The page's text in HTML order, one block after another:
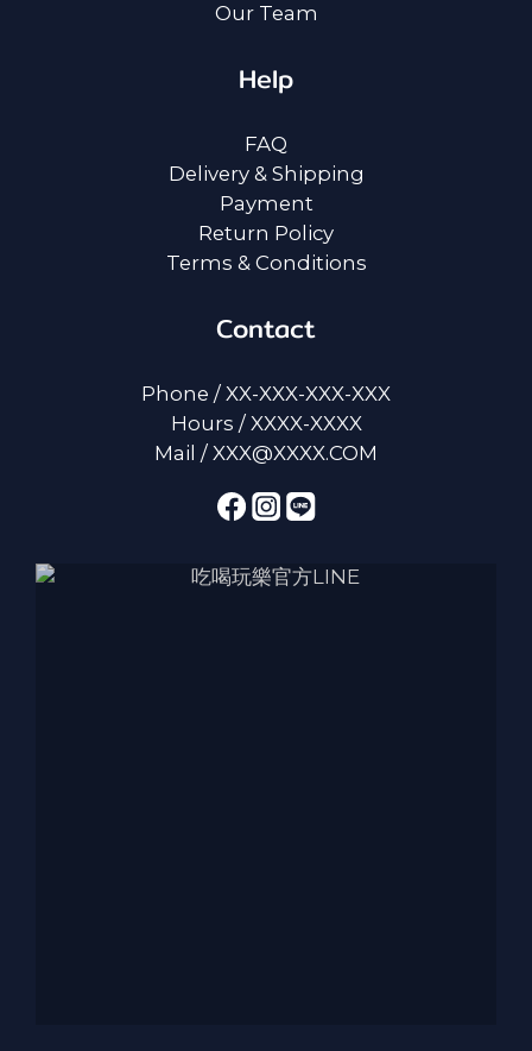
Our Team
Help
FAQ
Delivery & Shipping
Payment
Return Policy
Terms & Conditions
Contact
Phone / XX-XXX-XXX-XXX
Hours / XXXX-XXXX
Mail / XXX@XXXX.COM